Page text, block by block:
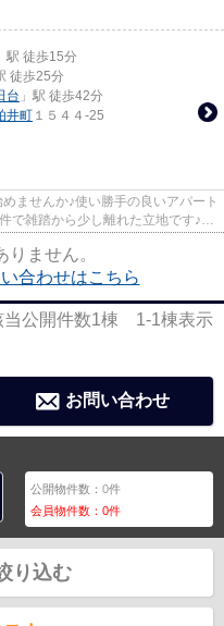
駅 徒歩15分
徒歩25分
台 」駅 徒歩42分
井町 １５４４-25
ませんか♪使い勝手の良いアパート
で雑踏から少し離れた立地です♪エ
ません。
合わせはこちら
当公開件数1棟 1-1棟表示
お問い合わせ
公開物件数：0件
会員物件数：0件
り込む